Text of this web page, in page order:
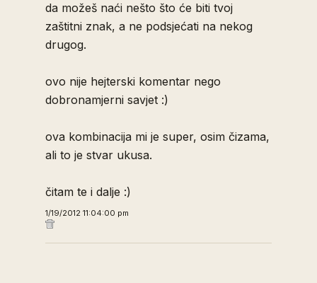
da možeš naći nešto što će biti tvoj
zaštitni znak, a ne podsjećati na nekog
drugog.
ovo nije hejterski komentar nego
dobronamjerni savjet :)
ova kombinacija mi je super, osim čizama,
ali to je stvar ukusa.
čitam te i dalje :)
1/19/2012 11:04:00 pm